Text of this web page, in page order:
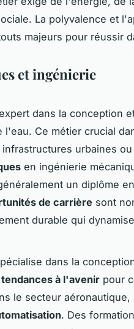
La polyvalence et
majeurs pour réussir
et ingénierie
dans la conception
l'eau. Ce métier crucial
urbaines
en ingénierie
un diplôme
de carrière sont
durable qui
dans la
tendances à l'avenir pour
le secteur
. Des